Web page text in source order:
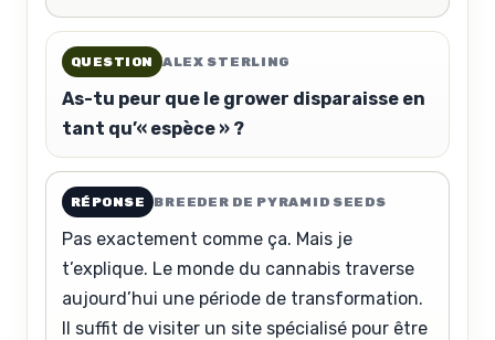
QUESTION ALEX STERLING
As-tu peur que le grower disparaisse en
tant qu’« espèce » ?
RÉPONSE BREEDER DE PYRAMID SEEDS
Pas exactement comme ça. Mais je
t’explique. Le monde du cannabis traverse
aujourd’hui une période de transformation.
Il suffit de visiter un site spécialisé pour être